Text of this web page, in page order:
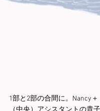
1部と2部の合間に。Nancy